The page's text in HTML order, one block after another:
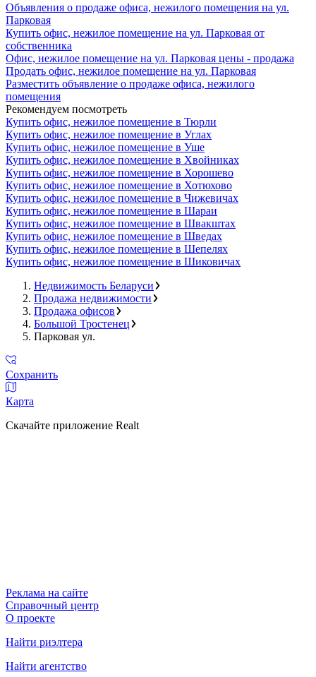
Объявления о продаже офиса, нежилого помещения на ул.
Парковая
Купить офис, нежилое помещение на ул. Парковая от
собственника
Офис, нежилое помещение на ул. Парковая цены - продажа
Продать офис, нежилое помещение на ул. Парковая
Разместить объявление о продаже офиса, нежилого
помещения
Рекомендуем посмотреть
Купить офис, нежилое помещение в Тюрли
Купить офис, нежилое помещение в Углах
Купить офис, нежилое помещение в Уше
Купить офис, нежилое помещение в Хвойниках
Купить офис, нежилое помещение в Хорошево
Купить офис, нежилое помещение в Хотюхово
Купить офис, нежилое помещение в Чижевичах
Купить офис, нежилое помещение в Шараи
Купить офис, нежилое помещение в Швакштах
Купить офис, нежилое помещение в Шведах
Купить офис, нежилое помещение в Шепелях
Купить офис, нежилое помещение в Шиковичах
Недвижимость Беларуси
Продажа недвижимости
Продажа офисов
Большой Тростенец
Парковая ул.
Сохранить
Карта
Скачайте приложение Realt
Реклама на сайте
Справочный центр
О проекте
Найти риэлтера
Найти агентство